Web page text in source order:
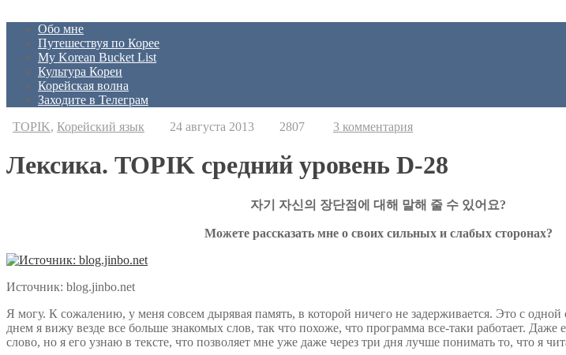
Обо мне
Путешествуя по Корее
My Korean Bucket List
Культура Кореи
Корейская волна
Заходите в Телеграм
TOPIK, Корейский язык 24 августа 2013 2807 3 комментария
Лексика. TOPIK средний уровень D-28
자기 자신의 장단점에 대해 말해 줄 수 있어요?
Можете рассказать мне о своих сильных и слабых сторонах?
Источник: blog.jinbo.net
Я могу. К сожалению, у меня совсем дырявая память, в которой ничего не задерживается. Это с
днем я вижу везде все больше знакомых слов, так что похоже, что программа все-таки работает. Даже
слово, но я его узнаю в тексте, что позволяет мне уже даже через три дня лучше понимать то, что я